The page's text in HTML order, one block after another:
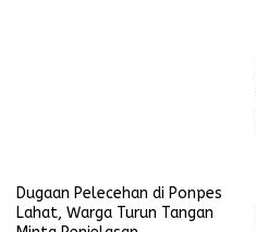
Dugaan Pelecehan di Ponpes
Lahat, Warga Turun Tangan